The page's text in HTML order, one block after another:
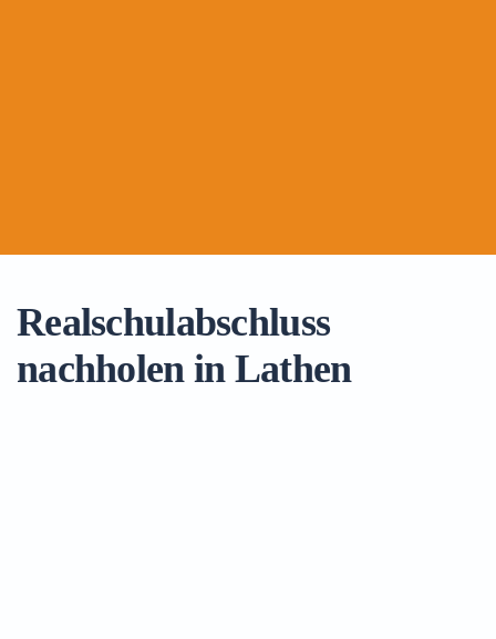
Realschulabschluss
nachholen in Lathen